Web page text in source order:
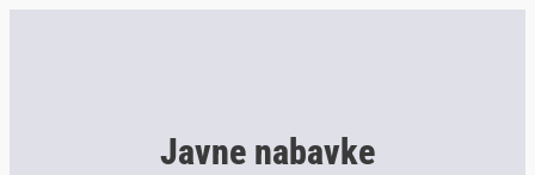
Javne nabavke